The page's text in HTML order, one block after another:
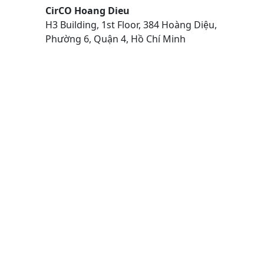
CirCO Hoang Dieu
H3 Building, 1st Floor, 384 Hoàng Diệu,
Phường 6, Quận 4, Hồ Chí Minh